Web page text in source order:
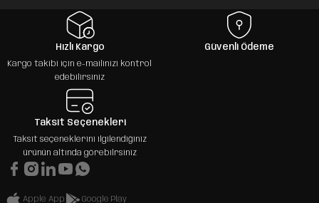
Hızlı Kargo
Kargo takibi için e-mailinizi kontrol
edebilirsiniz
Güvenli Ödeme
Taksit Seçenekleri
Taksit seçeneklerini ilgilendiğiniz
ürünün altında görebilrsiniz
Apple App Google Play